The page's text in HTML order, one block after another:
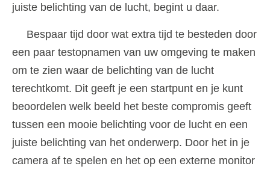
juiste belichting van de lucht, begint u daar.
Bespaar tijd door wat extra tijd te besteden door
een paar testopnamen van uw omgeving te maken
om te zien waar de belichting van de lucht
terechtkomt. Dit geeft je een startpunt en je kunt
beoordelen welk beeld het beste compromis geeft
tussen een mooie belichting voor de lucht en een
juiste belichting van het onderwerp. Door het in je
camera af te spelen en het op een externe monitor